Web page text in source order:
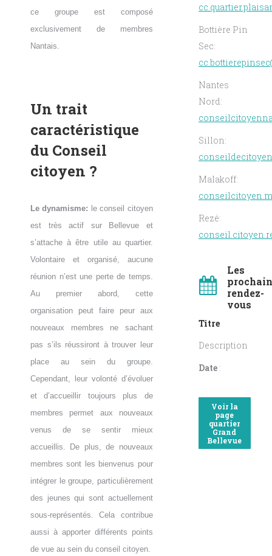
ce groupe est composé
exclusivement de membres
Nantais.
Un trait
caractéristique
du Conseil
citoyen ?
Le dynamisme: le conseil citoyen
est très actif sur Bellevue et
s’attache à être utile au quartier.
Volontaire et organisé, aucune
réunion n’est une perte de temps.
Au premier abord, cette
organisation peut faire peur aux
nouveaux membres ne sachant
pas s’ils réussiront à trouver leur
place au sein du groupe.
Cependant, leur volonté d’évoluer
et d’accueillir toujours plus de
membres permet aux nouveaux
venus de se sentir mieux
accueillis. De plus, de nouveaux
membres sont les bienvenus pour
intégrer le groupe, particulièrement
des jeunes qui sont actuellement
sous-représentés. Cela contribue
aussi à apporter différents points
de vue au sein du conseil citoyen.
Bottière Pin
Sec:
Nantes
Nord:
Sillon:
Malakoff:
Rezé:
Les
rendez-
vous
Titre
Description
Date:
Voir la
page
quartier
Grand
Bellevue